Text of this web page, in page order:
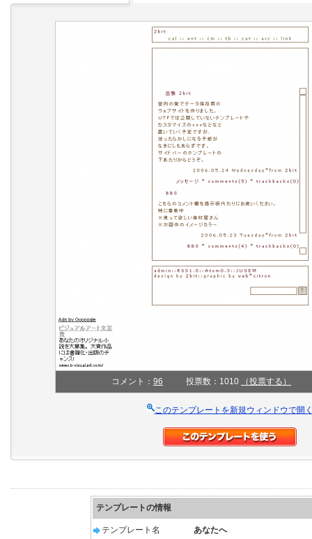
コメント： 96 投票数：1010 （投票する）
このテンプレートを新規ウィンドウで開
テンプレートの情報
テンプレート名 あなたへ